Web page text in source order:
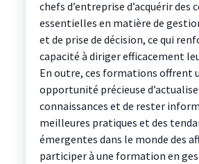
chefs d’entreprise d’acquérir des
essentielles en matière de
et de prise de décision, ce qui
capacité à diriger efficacement
En outre, ces formations offrent
opportunité précieuse
connaissances et de rester
meilleures pratiques et des
émergentes dans le monde des
participer à une formation en